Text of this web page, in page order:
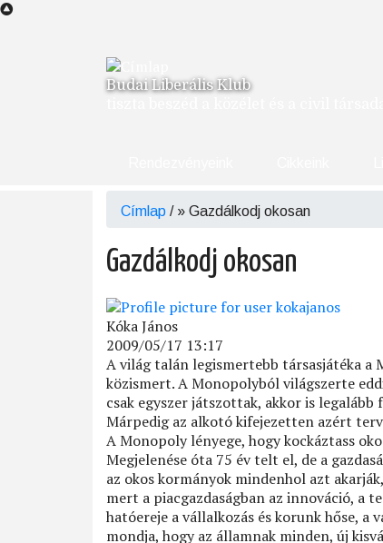
Ugrás
Budai Liberális Klub
Morzsa
Címlap / Gazdálkodj okosan
Gazdálkodj okosan
Kóka János
2009/05/17 13:17
A világ talán legismertebb társasjátéka a
közismert. A Monopolyból világszerte
csak egyszer játszottak, akkor is
Márpedig az alkotó kifejezetten azért
A Monopoly lényege, hogy kockáztass
Megjelenése óta 75 év telt el, de a
az okos kormányok mindenhol azt
mert a piacgazdaságban az innováció, a
hatóereje a vállalkozás és korunk hőse,
mondja, hogy az államnak minden, új